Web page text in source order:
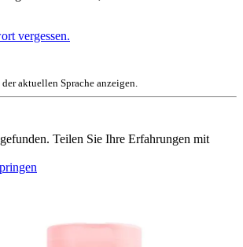
vergessen.
aktuellen Sprache anzeigen.
Teilen Sie Ihre Erfahrungen mit